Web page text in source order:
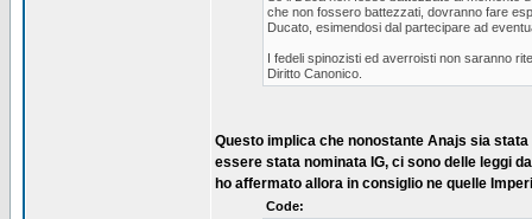
che non fossero battezzati, dovranno fare
Ducato, esimendosi dal partecipare ad
I fedeli spinozisti ed averroisti non saranno
Diritto Canonico.
Questo implica che nonostante Anajs sia
essere stata nominata IG, ci sono delle leggi
ho affermato allora in consiglio ne quelle
Code: